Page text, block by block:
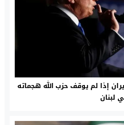
إذا لم يوقف حزب الله هجماته
لبنان